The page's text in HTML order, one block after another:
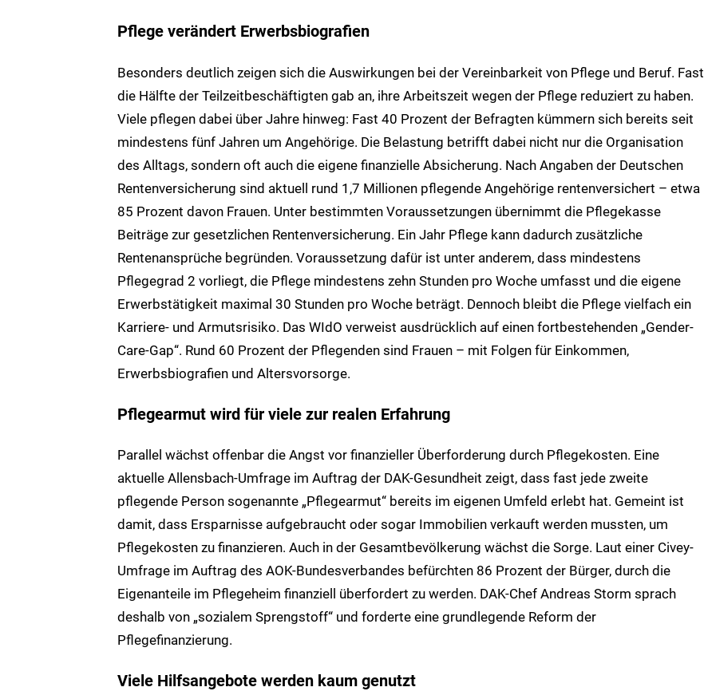
Pflege verändert Erwerbsbiografien
Besonders deutlich zeigen sich die Auswirkungen bei der Vereinbarkeit von Pflege und Beruf. Fast
die Hälfte der Teilzeitbeschäftigten gab an, ihre Arbeitszeit wegen der Pflege reduziert zu haben.
Viele pflegen dabei über Jahre hinweg: Fast 40 Prozent der Befragten kümmern sich bereits seit
mindestens fünf Jahren um Angehörige. Die Belastung betrifft dabei nicht nur die Organisation
des Alltags, sondern oft auch die eigene finanzielle Absicherung. Nach Angaben der Deutschen
Rentenversicherung sind aktuell rund 1,7 Millionen pflegende Angehörige rentenversichert – etwa
85 Prozent davon Frauen. Unter bestimmten Voraussetzungen übernimmt die Pflegekasse
Beiträge zur gesetzlichen Rentenversicherung. Ein Jahr Pflege kann dadurch zusätzliche
Rentenansprüche begründen. Voraussetzung dafür ist unter anderem, dass mindestens
Pflegegrad 2 vorliegt, die Pflege mindestens zehn Stunden pro Woche umfasst und die eigene
Erwerbstätigkeit maximal 30 Stunden pro Woche beträgt. Dennoch bleibt die Pflege vielfach ein
Karriere- und Armutsrisiko. Das WIdO verweist ausdrücklich auf einen fortbestehenden „Gender-
Care-Gap“. Rund 60 Prozent der Pflegenden sind Frauen – mit Folgen für Einkommen,
Erwerbsbiografien und Altersvorsorge.
Pflegearmut wird für viele zur realen Erfahrung
Parallel wächst offenbar die Angst vor finanzieller Überforderung durch Pflegekosten. Eine
aktuelle Allensbach-Umfrage im Auftrag der DAK-Gesundheit zeigt, dass fast jede zweite
pflegende Person sogenannte „Pflegearmut“ bereits im eigenen Umfeld erlebt hat. Gemeint ist
damit, dass Ersparnisse aufgebraucht oder sogar Immobilien verkauft werden mussten, um
Pflegekosten zu finanzieren. Auch in der Gesamtbevölkerung wächst die Sorge. Laut einer Civey-
Umfrage im Auftrag des AOK-Bundesverbandes befürchten 86 Prozent der Bürger, durch die
Eigenanteile im Pflegeheim finanziell überfordert zu werden. DAK-Chef Andreas Storm sprach
deshalb von „sozialem Sprengstoff“ und forderte eine grundlegende Reform der
Pflegefinanzierung.
Viele Hilfsangebote werden kaum genutzt